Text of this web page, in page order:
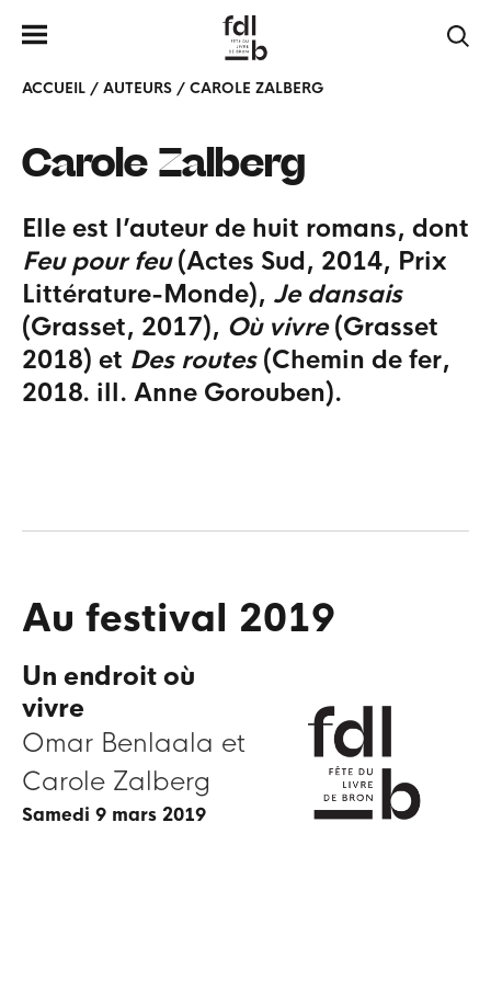
ACCUEIL / AUTEURS / CAROLE ZALBERG
Carole Zalberg
Elle est l’auteur de huit romans, dont
Feu pour feu(Actes Sud, 2014, Prix
Littérature-Monde), Je dansais
(Grasset, 2017), Où vivre(Grasset
2018) et Des routes(Chemin de fer,
2018. ill. Anne Gorouben).
Au festival 2019
Un endroit où
vivre
Omar Benlaala et
Carole Zalberg
samedi 9 mars 2019